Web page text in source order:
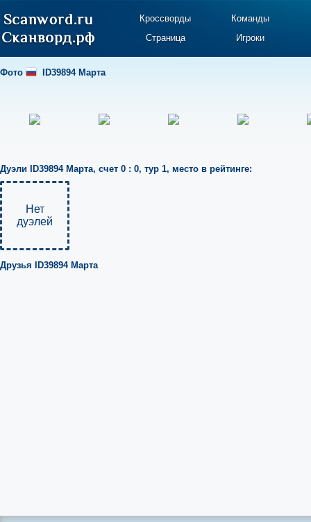
Кроссворды
Команды
Страница
Игроки
Фото ID39894 Марта
Дуэли ID39894 Марта, счет 0 : 0, тур 1, место в рейтинге:
Нет
дуэлей
Друзья ID39894 Марта